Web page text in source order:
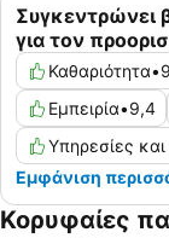
Συγκεντρώνει
για τον
Καθαριότητα•
Εμπειρία•9,4
Υπηρεσίες
Εμφάνιση
Κορυφαίες